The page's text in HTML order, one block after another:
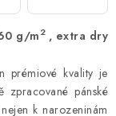
g/m 2 , extra dry
prémiové kvality je
zpracované pánské
k narozeninám